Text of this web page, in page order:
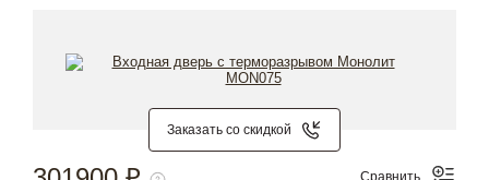
Заказать со скидкой
Сравнить